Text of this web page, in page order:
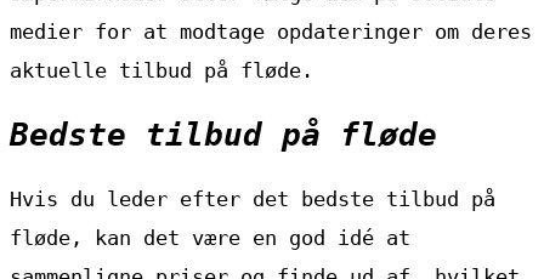
medier for at modtage opdateringer om deres
aktuelle tilbud på fløde.
Bedste tilbud på fløde
Hvis du leder efter det bedste tilbud på
fløde, kan det være en god idé at